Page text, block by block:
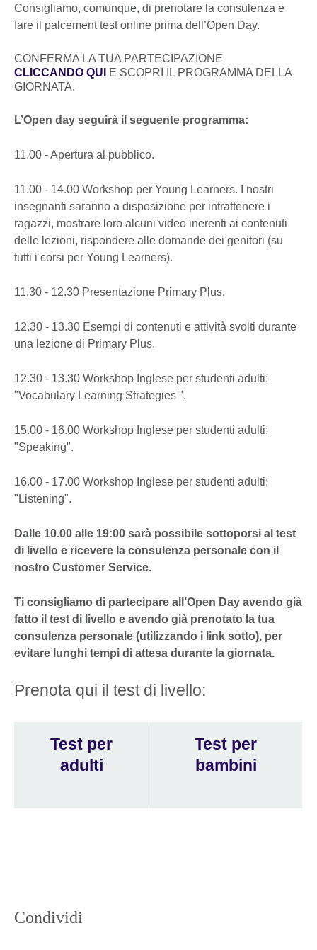
Consigliamo, comunque, di prenotare la consulenza e
fare il palcement test online prima dell’Open Day.
CONFERMA LA TUA PARTECIPAZIONE
CLICCANDO QUI
E SCOPRI IL PROGRAMMA DELLA
GIORNATA.
L’Open day seguirà il seguente programma:
11.00 - Apertura al pubblico.
11.00 - 14.00 Workshop per Young Learners. I nostri
insegnanti saranno a disposizione per intrattenere i
ragazzi, mostrare loro alcuni video inerenti ai contenuti
delle lezioni, rispondere alle domande dei genitori (su
tutti i corsi per Young Learners).
11.30 - 12.30 Presentazione Primary Plus.
12.30 - 13.30 Esempi di contenuti e attività svolti durante
una lezione di Primary Plus.
12.30 - 13.30 Workshop Inglese per studenti adulti:
"Vocabulary Learning Strategies ".
15.00 - 16.00 Workshop Inglese per studenti adulti:
"Speaking".
16.00 - 17.00 Workshop Inglese per studenti adulti:
"Listening".
Dalle 10.00 alle 19:00 sarà possibile sottoporsi al test
di livello e ricevere la consulenza personale con il
nostro Customer Service.
Ti consigliamo di partecipare all’Open Day avendo già
fatto il test di livello e avendo già prenotato la tua
consulenza personale (utilizzando i link sotto), per
evitare lunghi tempi di attesa durante la giornata.
Prenota qui il test di livello:
Test per
adulti
Test per
bambini
Condividi